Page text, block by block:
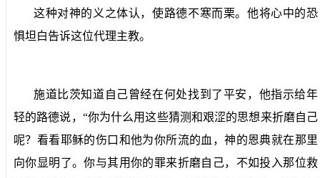
这种对神的义之体认，使路德不寒而栗。他将心中的恐
惧坦白告诉这位代理主教。
施道比茨知道自己曾经在何处找到了平安，他指示给年
轻的路德说，“你为什么用这些猜测和艰涩的思想来折磨自己
呢？看看耶稣的伤口和他为你所流的血，神的恩典就在那里
向你显明了。你与其用你的罪来折磨自己，不如投入那位救